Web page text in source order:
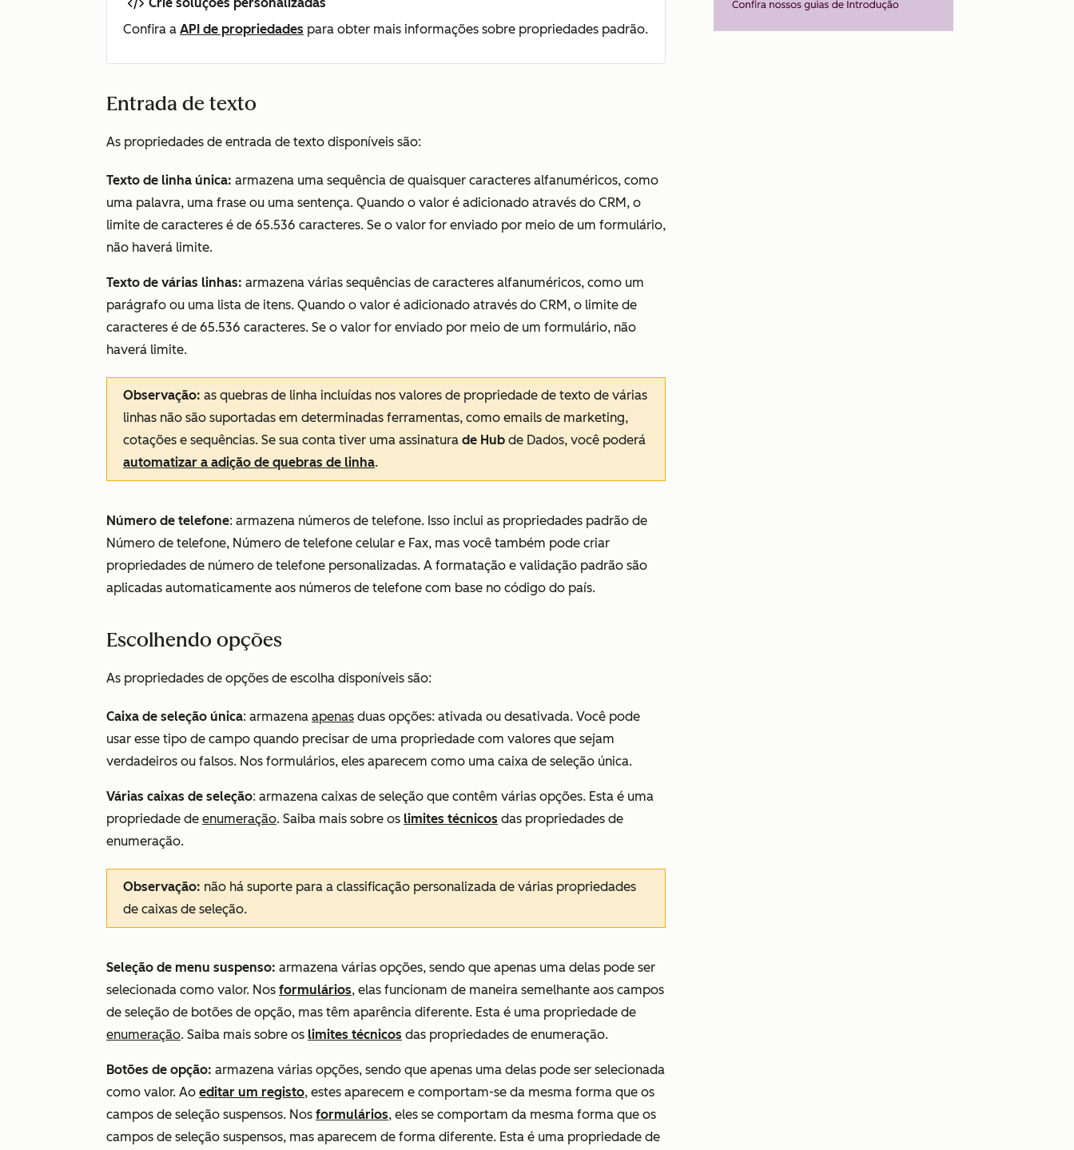
Confira a API de propriedades para obter mais informações sobre propriedades padrão.
Entrada de texto
As propriedades de entrada de texto disponíveis são:
Texto de linha única: armazena uma sequência de quaisquer caracteres alfanuméricos, como
uma palavra, uma frase ou uma sentença. Quando o valor é adicionado através do CRM, o
limite de caracteres é de 65.536 caracteres. Se o valor for enviado por meio de um formulário,
não haverá limite.
Texto de várias linhas: armazena várias sequências de caracteres alfanuméricos, como um
parágrafo ou uma lista de itens. Quando o valor é adicionado através do CRM, o limite de
caracteres é de 65.536 caracteres. Se o valor for enviado por meio de um formulário, não
haverá limite.
Observação: as quebras de linha incluídas nos valores de propriedade de texto de várias
linhas não são suportadas em determinadas ferramentas, como emails de marketing,
cotações e sequências. Se sua conta tiver uma assinatura de Hub de Dados, você poderá
automatizar a adição de quebras de linha.
Número de telefone: armazena números de telefone. Isso inclui as propriedades padrão de
Número de telefone, Número de telefone celular e Fax, mas você também pode criar
propriedades de número de telefone personalizadas. A formatação e validação padrão são
aplicadas automaticamente aos números de telefone com base no código do país.
Escolhendo opções
As propriedades de opções de escolha disponíveis são:
Caixa de seleção única: armazena apenas duas opções: ativada ou desativada. Você pode
usar esse tipo de campo quando precisar de uma propriedade com valores que sejam
verdadeiros ou falsos. Nos formulários, eles aparecem como uma caixa de seleção única.
Várias caixas de seleção: armazena caixas de seleção que contêm várias opções. Esta é uma
propriedade de enumeração. Saiba mais sobre os limites técnicos das propriedades de
enumeração.
Observação: não há suporte para a classificação personalizada de várias propriedades
de caixas de seleção.
Seleção de menu suspenso: armazena várias opções, sendo que apenas uma delas pode ser
selecionada como valor. Nos formulários, elas funcionam de maneira semelhante aos campos
de seleção de botões de opção, mas têm aparência diferente. Esta é uma propriedade de
enumeração. Saiba mais sobre os limites técnicos das propriedades de enumeração.
Botões de opção: armazena várias opções, sendo que apenas uma delas pode ser selecionada
como valor. Ao editar um registo, estes aparecem e comportam-se da mesma forma que os
campos de seleção suspensos. Nos formulários, eles se comportam da mesma forma que os
campos de seleção suspensos, mas aparecem de forma diferente. Esta é uma propriedade de